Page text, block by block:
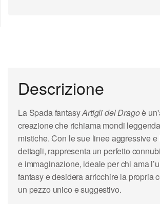
Descrizione
La Spada fantasyArtigli del Dragoè
creazione che richiama mondi
mistiche. Con le sue linee aggressive e
dettagli, rappresenta un perfetto
e immaginazione, ideale per chi ama
fantasy e desidera arricchire la propria
un pezzo unico e suggestivo.